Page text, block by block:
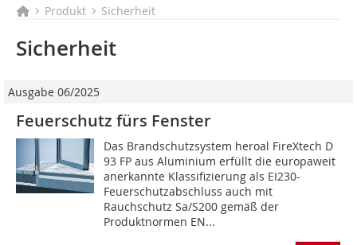
Produkt Sicherheit
Sicherheit
Ausgabe 06/2025
Feuerschutz fürs Fenster
Das Brandschutzsystem heroal FireXtech D
93 FP aus Aluminium erfüllt die europaweit
anerkannte Klassifizierung als EI230-
Feuerschutzabschluss auch mit
Rauchschutz Sa/S200 gemäß der
Produktnormen EN...